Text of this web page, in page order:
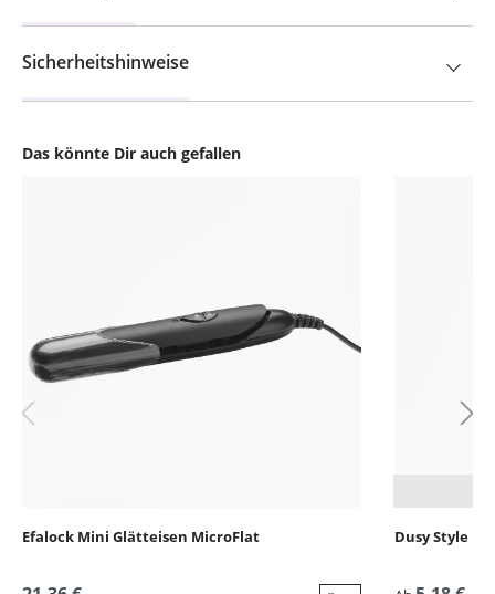
Das könnte Dir auch gefallen
Efalock Mini Glätteisen MicroFlat Dusy Style
Sicherheitshinweise